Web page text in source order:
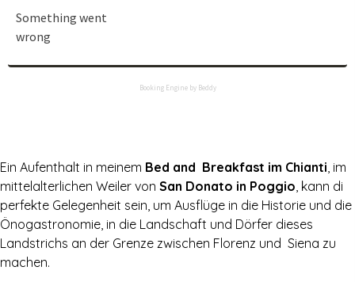
Something went
wrong
Booking Engine by Beddy
Ein Aufenthalt in meinem Bed and Breakfast im Chianti, im
mittelalterlichen Weiler von San Donato in Poggio, kann di
perfekte Gelegenheit sein, um Ausflüge in die Historie und die
Önogastronomie, in die Landschaft und Dörfer dieses
Landstrichs an der Grenze zwischen Florenz und Siena zu
machen.